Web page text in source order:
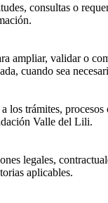
consultas o
ampliar, validar o
cuando sea
los trámites, procesos
Valle del Lili.
legales,
aplicables.